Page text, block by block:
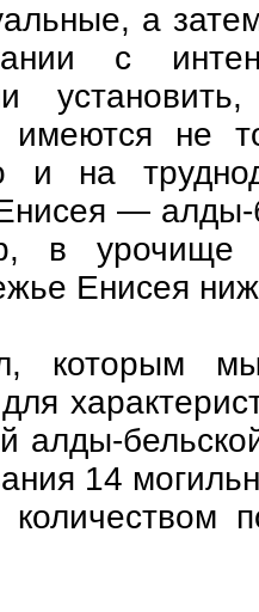
а
с
имеются не
на
— алды-
в урочище
Енисея
которым
алды-
14